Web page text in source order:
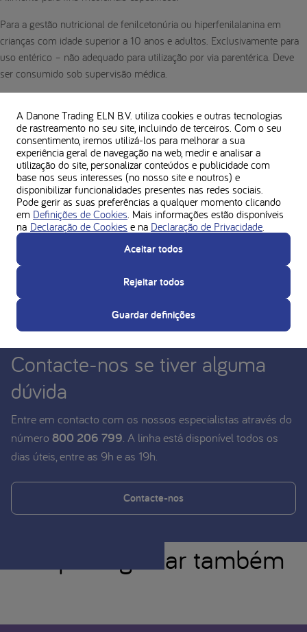
Para a gestão nutricional de fenilcetonúria ou hiperfenilalanina em
crianças com idade superior a 10 anos e adultos. Exclusivamente para
uso entérico – não adequado para utilização por via parentérica. Deve
ser consumido sob supervisão médica.
Contacte-nos se tiver alguma
dúvida
Entre em contacto com os nossos especialistas através do
número 800 206 799. A linha está disponível todos os
dias úteis, entre as 9h e as 19h.
Contacte-nos
você pode gostar também
A Danone Trading ELN B.V. utiliza cookies e outras tecnologias
de rastreamento no seu site, incluindo de terceiros. Com o seu
consentimento, iremos utilizá-los para melhorar a sua
experiência geral de navegação na web, medir e analisar a
utilização do site, personalizar conteúdos e publicidade com
base nos seus interesses (no nosso site e noutros) e
disponibilizar funcionalidades presentes nas redes sociais.
Pode gerir as suas preferências a qualquer momento clicando
em Definições de Cookies . Mais informações estão disponíveis
na Declaração de Cookies e na Declaração de Privacidade
Aceitar todos
Rejeitar todos
Guardar definições